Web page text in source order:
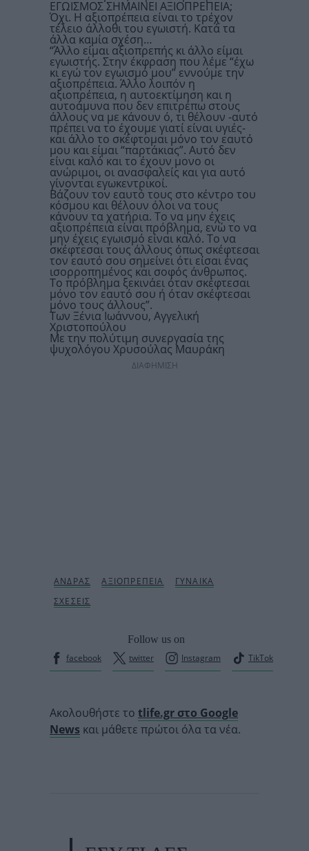
ΕΓΩΙΣΜΟΣ ΣΗΜΑΙΝΕΙ ΑΞΙΟΠΡΕΠΕΙΑ;
Όχι. Η αξιοπρέπεια είναι το τρέχον
τέλειο άλλοθι του εγωιστή. Κατά τα
άλλα καμία σχέση…
“Άλλο είμαι αξιοπρεπής κι άλλο είμαι
εγωιστής. Στην έκφραση που λέμε “έχω
κι εγώ τον εγωισμό μου” εννούμε την
αξιοπρέπεια. Άλλο λοιπόν η
αξιοπρέπεια, η αυτοεκτίμηση και η
αυτοάμυνα που δεν επιτρέπω στους
άλλους να με κάνουν ό, τι θέλουν -αυτό
πρέπει να το έχουμε γιατί είναι υγιές-
και άλλο το σκέφτομαι μόνο τον εαυτό
μου και είμαι “παρτάκιας”. Αυτό δεν
είναι καλό και το έχουν μονο οι
ανώριμοι, οι ανασφαλείς και για αυτό
γίνονται εγωκεντρικοί.
Βάζουν τον εαυτό τους στο κέντρο του
κόσμου και θέλουν όλοι να τους
κάνουν τα χατήρια. Το να μην έχεις
αξιοπρέπεια είναι πρόβλημα, ενώ το να
μην έχεις εγωισμό είναι καλό. Το να
σκέφτεσαι τους άλλους όπως σκέφτεσαι
τον εαυτό σου σημείνει ότι είσαι ένας
ισορροπημένος και σοφός άνθρωπος.
Το πρόβλημα ξεκινάει όταν σκέφτεσαι
μόνο τον εαυτό σου ή όταν σκέφτεσαι
μόνο τους άλλους”.
Των Ξένια Ιωάννου, Αγγελική
Χριστοπούλου
Με την πολύτιμη συνεργασία της
ψυχολόγου Χρυσούλας Μαυράκη
ΔΙΑΦΗΜΙΣΗ
Follow us on
facebook
twitter Instagram TikTok
Ακολουθήστε το tlife.gr στο Google
News και μάθετε πρώτοι όλα τα νέα.